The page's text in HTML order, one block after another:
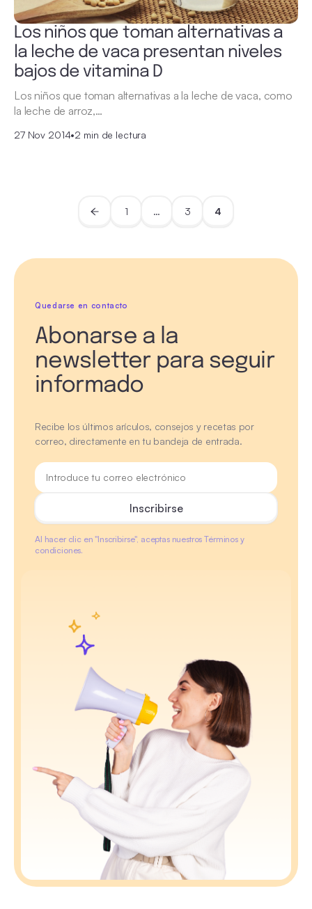
Los niños que toman alternativas a
la leche de vaca presentan niveles
bajos de vitamina D
Los niños que toman alternativas a la leche de vaca, como
la leche de arroz,…
27 Nov 2014•2 min de lectura
1 … 3 4
Quedarse en contacto
Abonarse a la
newsletter para seguir
informado
Recibe los últimos arículos, consejos y recetas por
correo, directamente en tu bandeja de entrada.
Al hacer clic en "Inscribirse", aceptas nuestros Términos y
condiciones.